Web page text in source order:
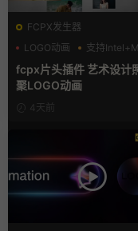
FCPX发生器
LOGO动画
支持
汇聚
fcpx片头插件 艺术设计
聚LOGO动画
4天前